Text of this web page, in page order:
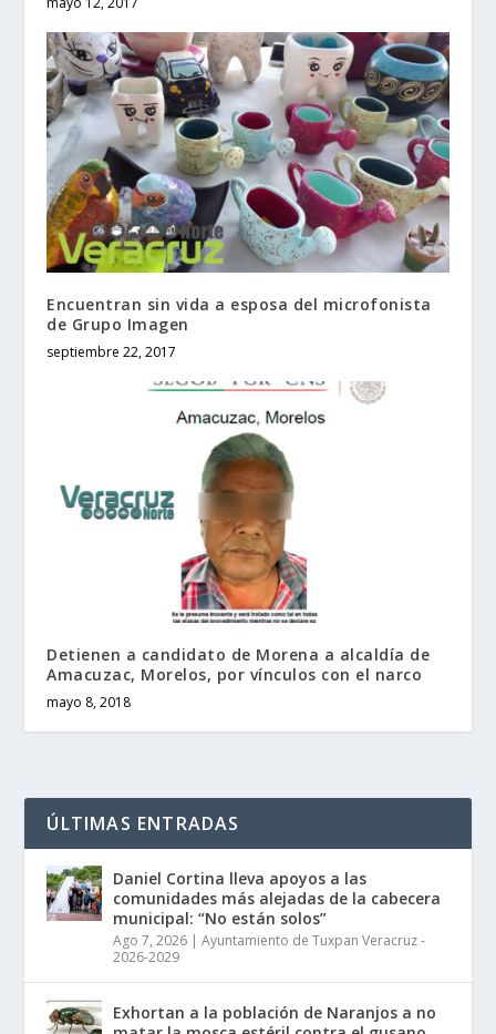
Encuentran sin vida a esposa del microfonista
de Grupo Imagen
septiembre 22, 2017
Detienen a candidato de Morena a alcaldía de
Amacuzac, Morelos, por vínculos con el narco
mayo 8, 2018
ÚLTIMAS ENTRADAS
Daniel Cortina lleva apoyos a las
comunidades más alejadas de la cabecera
municipal: “No están solos”
Ago 7, 2026 |Ayuntamiento de Tuxpan Veracruz -
2026-2029
Exhortan a la población de Naranjos a no